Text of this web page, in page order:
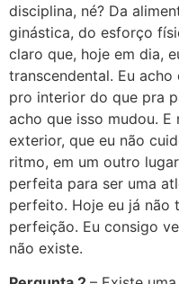
disciplina, né? Da
ginástica, do esforço
claro que, hoje em dia,
transcendental. Eu
pro interior do que pra
acho que isso mudou.
exterior, que eu não
ritmo, em um outro
perfeita para ser uma
perfeito. Hoje eu já não
perfeição. Eu consigo
não existe.